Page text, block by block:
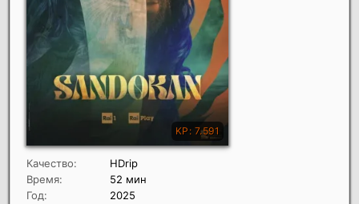
Качество:
HDrip
Время:
52 мин
Год:
2025